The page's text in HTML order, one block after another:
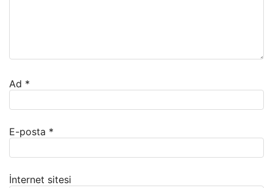
Ad *
E-posta *
İnternet sitesi